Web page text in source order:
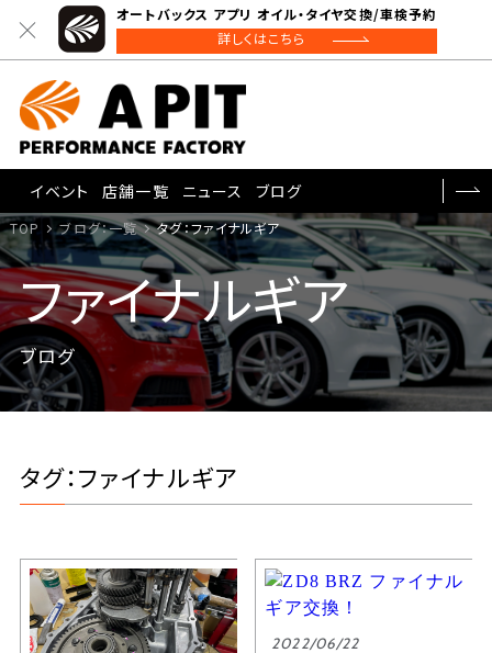
オートバックス アプリ オイル・タイヤ交換/車検予約
詳しくはこちら
イベント 店舗一覧 ニュース ブログ
TOP ブログ：一覧 タグ：ファイナルギア
ファイナルギア
ブログ
タグ：ファイナルギア
2022/06/22